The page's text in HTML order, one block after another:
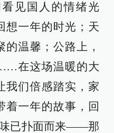
见国人的情绪光
想一年的时光；天
温馨；公路上，
在这场温暖的大
我们倍感踏实，家
着一年的故事，回
味已扑面而来——那